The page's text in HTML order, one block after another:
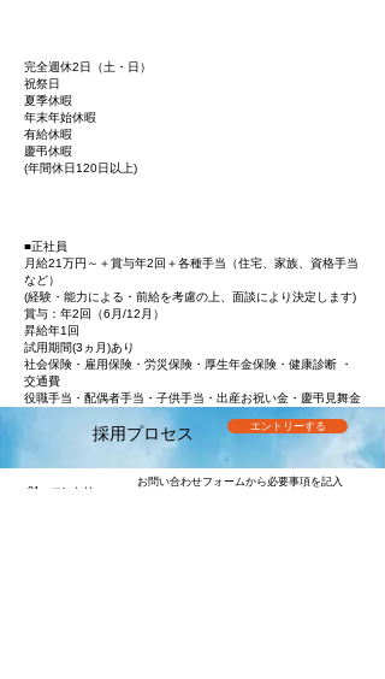
完全週休2日（土・日）
祝祭日
夏季休暇
年末年始休暇
有給休暇
慶弔休暇
(年間休日120日以上)
■正社員
月給21万円～＋賞与年2回＋各種手当（住宅、家族、資格手当
など）
(経験・能力による・前給を考慮の上、面談により決定します)
​賞与：年2回（6月/12月）
昇給年1回
試用期間(3ヵ月)あり
社会保険・雇用保険・労災保険・厚生年金保険・健康診断 ・
交通費
役職手当・配偶者手当・子供手当・出産お祝い金・慶弔見舞金
​採用プロセス エントリーする
01 エントリー
お問い合わせフォームから必要事項を記入